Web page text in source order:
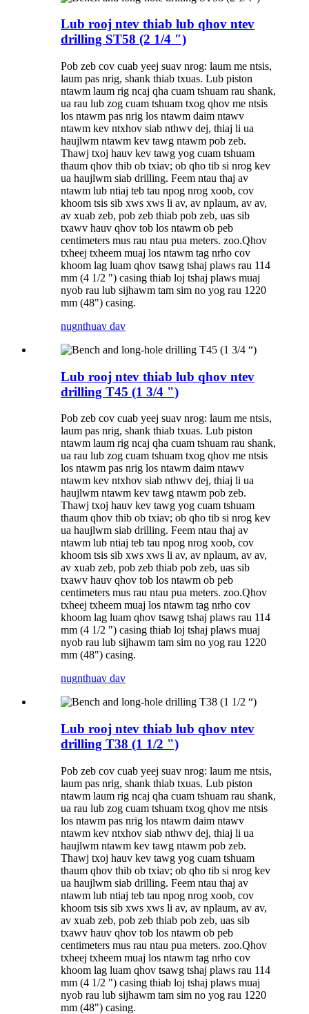
Lub rooj ntev thiab lub qhov ntev
drilling ST58 (2 1/4 ″)
Pob zeb cov cuab yeej suav nrog: laum me ntsis,
laum pas nrig, shank thiab txuas. Lub piston
ntawm laum rig ncaj qha cuam tshuam rau shank,
ua rau lub zog cuam tshuam txog qhov me ntsis
los ntawm pas nrig los ntawm daim ntawv
ntawm kev ntxhov siab nthwv dej, thiaj li ua
haujlwm ntawm kev tawg ntawm pob zeb.
Thawj txoj hauv kev tawg yog cuam tshuam
thaum qhov thib ob txiav; ob qho tib si nrog kev
ua haujlwm siab drilling. Feem ntau thaj av
ntawm lub ntiaj teb tau npog nrog xoob, cov
khoom tsis sib xws xws li av, av nplaum, av av,
av xuab zeb, pob zeb thiab pob zeb, uas sib
txawv hauv qhov tob los ntawm ob peb
centimeters mus rau ntau pua meters. zoo.Qhov
txheej txheem muaj los ntawm tag nrho cov
khoom lag luam qhov tsawg tshaj plaws rau 114
mm (4 1/2 ") casing thiab loj tshaj plaws muaj
nyob rau lub sijhawm tam sim no yog rau 1220
mm (48") casing.
nugnthuav dav
Lub rooj ntev thiab lub qhov ntev
drilling T45 (1 3/4 ")
Pob zeb cov cuab yeej suav nrog: laum me ntsis,
laum pas nrig, shank thiab txuas. Lub piston
ntawm laum rig ncaj qha cuam tshuam rau shank,
ua rau lub zog cuam tshuam txog qhov me ntsis
los ntawm pas nrig los ntawm daim ntawv
ntawm kev ntxhov siab nthwv dej, thiaj li ua
haujlwm ntawm kev tawg ntawm pob zeb.
Thawj txoj hauv kev tawg yog cuam tshuam
thaum qhov thib ob txiav; ob qho tib si nrog kev
ua haujlwm siab drilling. Feem ntau thaj av
ntawm lub ntiaj teb tau npog nrog xoob, cov
khoom tsis sib xws xws li av, av nplaum, av av,
av xuab zeb, pob zeb thiab pob zeb, uas sib
txawv hauv qhov tob los ntawm ob peb
centimeters mus rau ntau pua meters. zoo.Qhov
txheej txheem muaj los ntawm tag nrho cov
khoom lag luam qhov tsawg tshaj plaws rau 114
mm (4 1/2 ") casing thiab loj tshaj plaws muaj
nyob rau lub sijhawm tam sim no yog rau 1220
mm (48") casing.
nugnthuav dav
Lub rooj ntev thiab lub qhov ntev
drilling T38 (1 1/2 ")
Pob zeb cov cuab yeej suav nrog: laum me ntsis,
laum pas nrig, shank thiab txuas. Lub piston
ntawm laum rig ncaj qha cuam tshuam rau shank,
ua rau lub zog cuam tshuam txog qhov me ntsis
los ntawm pas nrig los ntawm daim ntawv
ntawm kev ntxhov siab nthwv dej, thiaj li ua
haujlwm ntawm kev tawg ntawm pob zeb.
Thawj txoj hauv kev tawg yog cuam tshuam
thaum qhov thib ob txiav; ob qho tib si nrog kev
ua haujlwm siab drilling. Feem ntau thaj av
ntawm lub ntiaj teb tau npog nrog xoob, cov
khoom tsis sib xws xws li av, av nplaum, av av,
av xuab zeb, pob zeb thiab pob zeb, uas sib
txawv hauv qhov tob los ntawm ob peb
centimeters mus rau ntau pua meters. zoo.Qhov
txheej txheem muaj los ntawm tag nrho cov
khoom lag luam qhov tsawg tshaj plaws rau 114
mm (4 1/2 ") casing thiab loj tshaj plaws muaj
nyob rau lub sijhawm tam sim no yog rau 1220
mm (48") casing.